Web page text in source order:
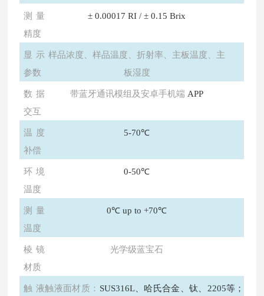
测量
精度
± 0.00017 RI / ± 0.15 Brix
显示
参数
样品浓度、样品温度、折射率、主板温度、主
板湿度
数据
交互
带蓝牙通讯模组及安卓手机端 APP
温度
补偿
5-70℃
环境
温度
0-50℃
测量
温度
0℃ up to +70℃
棱镜
材质
光学级蓝宝石
触液触液面材质： SUS316L、哈氏合金、钛、2205等；